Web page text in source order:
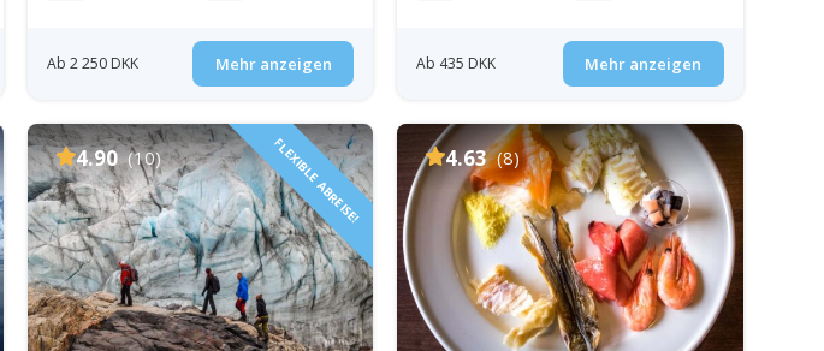
Ab 2 250 DKK Mehr anzeigen Ab 435 DKK Mehr anzeigen
4.90 (10) FLEXIBLE ABREISE! 4.63 (8)